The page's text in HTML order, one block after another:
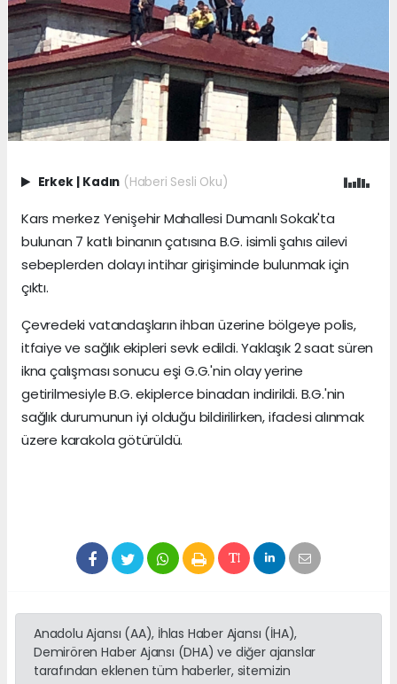
Erkek | Kadın (Haberi Sesli Oku)
Kars merkez Yenişehir Mahallesi Dumanlı Sokak'ta
bulunan 7 katlı binanın çatısına B.G. isimli şahıs ailevi
sebeplerden dolayı intihar girişiminde bulunmak için
çıktı.
Çevredeki vatandaşların ihbarı üzerine bölgeye polis,
itfaiye ve sağlık ekipleri sevk edildi. Yaklaşık 2 saat süren
ikna çalışması sonucu eşi G.G.'nin olay yerine
getirilmesiyle B.G. ekiplerce binadan indirildi. B.G.'nin
sağlık durumunun iyi olduğu bildirilirken, ifadesi alınmak
üzere karakola götürüldü.
Anadolu Ajansı (AA), İhlas Haber Ajansı (İHA),
Demirören Haber Ajansı (DHA) ve diğer ajanslar
tarafından eklenen tüm haberler, sitemizin